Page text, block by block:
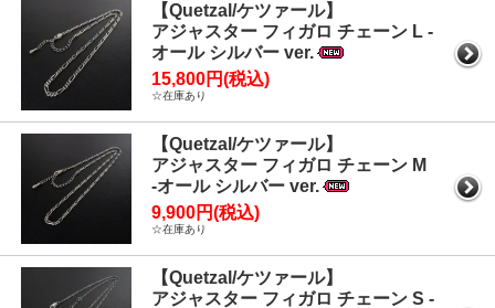
【Quetzal/ケツァール】
アジャスター フィガロ チェーン L -
オール シルバー ver.
15,800円(税込)
☆在庫あり
【Quetzal/ケツァール】
アジャスター フィガロ チェーン M
-オール シルバー ver.
9,900円(税込)
☆在庫あり
【Quetzal/ケツァール】
アジャスター フィガロ チェーン S -